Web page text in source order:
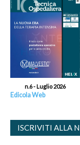
n.6 - Luglio 2026
Edicola Web
ISCRIVITI ALLA